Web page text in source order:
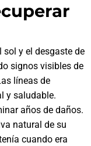
sol y el desgaste de
signos visibles de
líneas de
y saludable.
años de daños.
natural de su
cuando era